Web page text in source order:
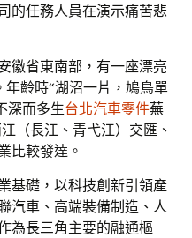
的任務人員在演示痛苦悲
徽省東南部，有一座漂亮
齡時“湖沼一片，鳩鳥單
深而多生台北汽車零件蕪
（長江、青弋江）交匯、
比較發達。
基礎，以科技創新引領產
汽車、高端裝備制造、人
為長三角主要的融通樞